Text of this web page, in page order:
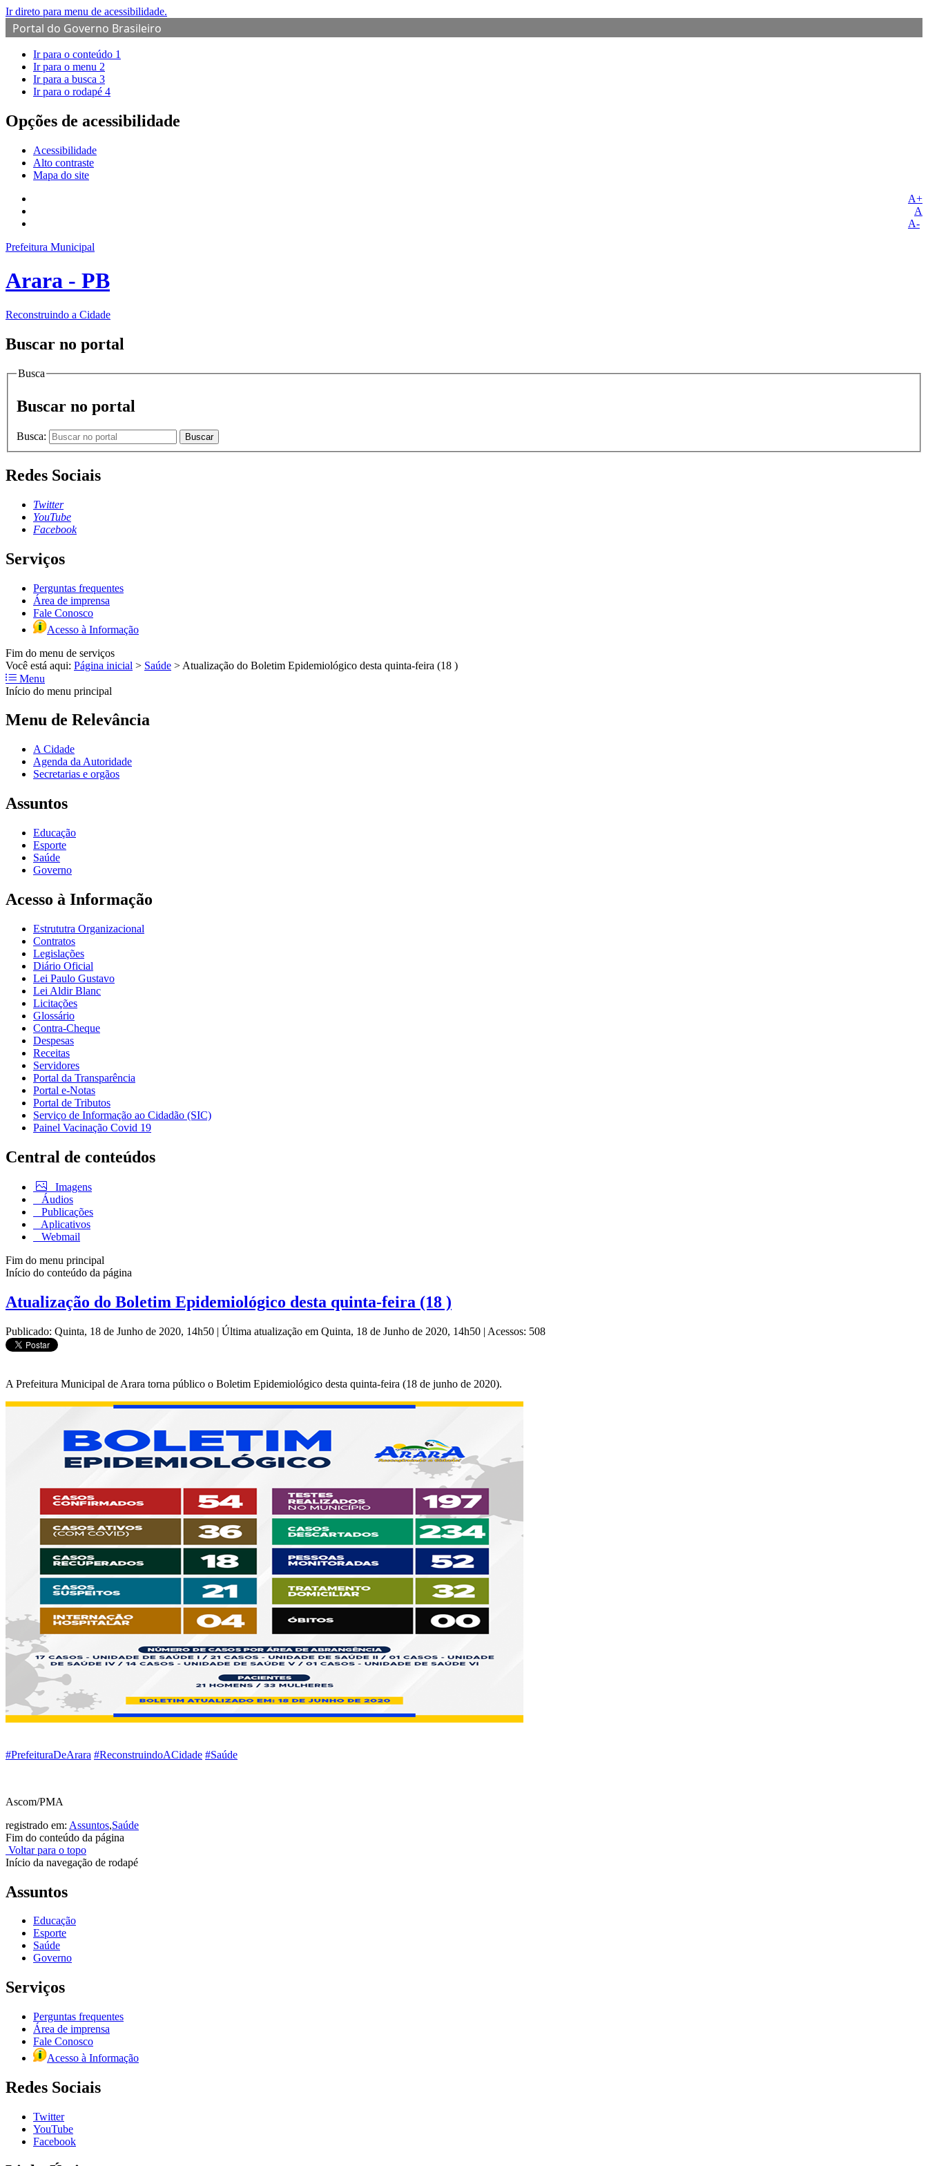
Ir direto para menu de acessibilidade.
Portal do Governo Brasileiro
Ir para o conteúdo 1
Ir para o menu 2
Ir para a busca 3
Ir para o rodapé 4
Opções de acessibilidade
Acessibilidade
Alto contraste
Mapa do site
A+
A
A-
Prefeitura Municipal
Arara - PB
Reconstruindo a Cidade
Buscar no portal
Busca
Buscar no portal
Busca: Buscar
Redes Sociais
Twitter
YouTube
Facebook
Serviços
Perguntas frequentes
Área de imprensa
Fale Conosco
Acesso à Informação
Fim do menu de serviços
Você está aqui: Página inicial > Saúde > Atualização do Boletim Epidemiológico desta quinta-feira (18 )
Menu
Início do menu principal
Menu de Relevância
A Cidade
Agenda da Autoridade
Secretarias e orgãos
Assuntos
Educação
Esporte
Saúde
Governo
Acesso à Informação
Estrututra Organizacional
Contratos
Legislações
Diário Oficial
Lei Paulo Gustavo
Lei Aldir Blanc
Licitações
Glossário
Contra-Cheque
Despesas
Receitas
Servidores
Portal da Transparência
Portal e-Notas
Portal de Tributos
Serviço de Informação ao Cidadão (SIC)
Painel Vacinação Covid 19
Central de conteúdos
Imagens
Áudios
Publicações
Aplicativos
Webmail
Fim do menu principal
Início do conteúdo da página
Atualização do Boletim Epidemiológico desta quinta-feira (18 )
Publicado: Quinta, 18 de Junho de 2020, 14h50 | Última atualização em Quinta, 18 de Junho de 2020, 14h50 | Acessos: 508
A Prefeitura Municipal de Arara torna público o Boletim Epidemiológico desta quinta-feira (18 de junho de 2020).
#PrefeituraDeArara #ReconstruindoACidade #Saúde
Ascom/PMA
registrado em: Assuntos,Saúde
Fim do conteúdo da página
Voltar para o topo
Início da navegação de rodapé
Assuntos
Educação
Esporte
Saúde
Governo
Serviços
Perguntas frequentes
Área de imprensa
Fale Conosco
Acesso à Informação
Redes Sociais
Twitter
YouTube
Facebook